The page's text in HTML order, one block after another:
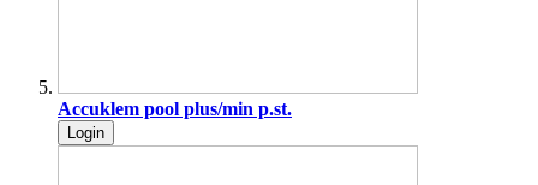
Accuklem pool plus/min p.st.
Login